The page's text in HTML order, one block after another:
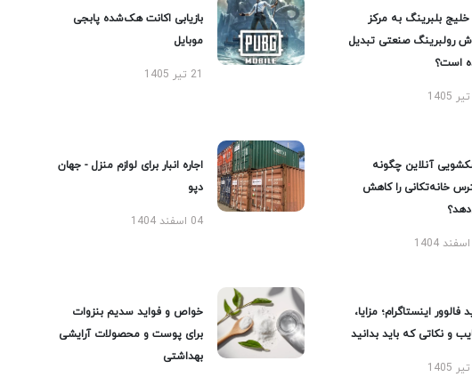
خلیج بلبرینگ به مرکز
رولبرینگ صنعتی تبدیل
است؟
بازیابی اکانت هک‌شده پابجی
موبایل
21 تیر 1405
آنلاین چگونه
خانه‌تکانی را کاهش
اجاره انبار برای لوازم منزل - جهان
دپو
04 اسفند 1404
فالوور اینستاگرام؛ مزایا،
و نکاتی که باید بدانید
خواص و فواید سدیم بنزوات
برای پوست و محصولات آرایشی
بهداشتی